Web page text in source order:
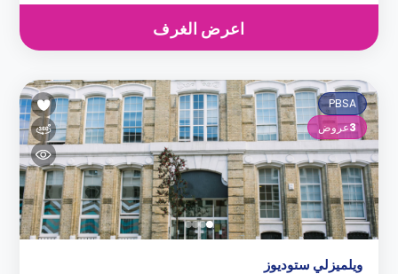
اعرض الغرف
PBSA
3عروض
ويلميزلي ستوديوز